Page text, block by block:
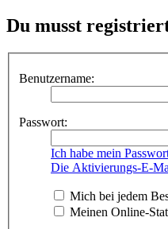
Du musst
Benutzername:
Passwort:
Ich habe mein
Die Aktivierungs-E-
Mich bei jedem
Meinen Online-